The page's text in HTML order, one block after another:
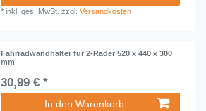
*inkl. ges. MwSt. zzgl.Versandkosten
Fahrradwandhalter für 2-Räder 520 x 440 x 300
mm
30,99 € *
In den Warenkorb